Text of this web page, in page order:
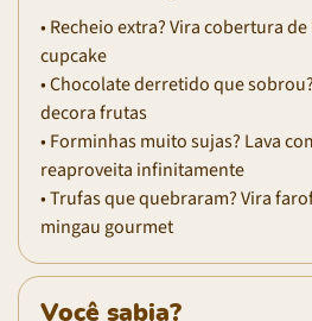
• Recheio extra? Vira cobertura
cupcake
• Chocolate derretido que
decora frutas
• Forminhas muito sujas? Lava
reaproveita infinitamente
• Trufas que quebraram? Vira
mingau gourmet
Você sabia?